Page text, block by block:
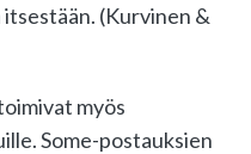
(Kurvinen &
myös
Some-postauksien